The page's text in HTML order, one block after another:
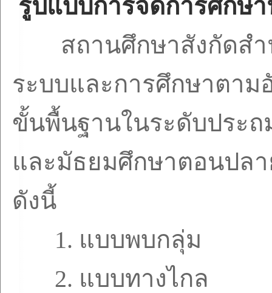
รูปแบบการจัดการศึกษา
สถานศึกษาสังกัดส
ระบบและการศึกษาตาม
ขั้นพื้นฐานในระดับประ
และมัธยมศึกษาตอนปล
ดังนี้
1. แบบพบกลุ่ม
2. แบบทางไกล